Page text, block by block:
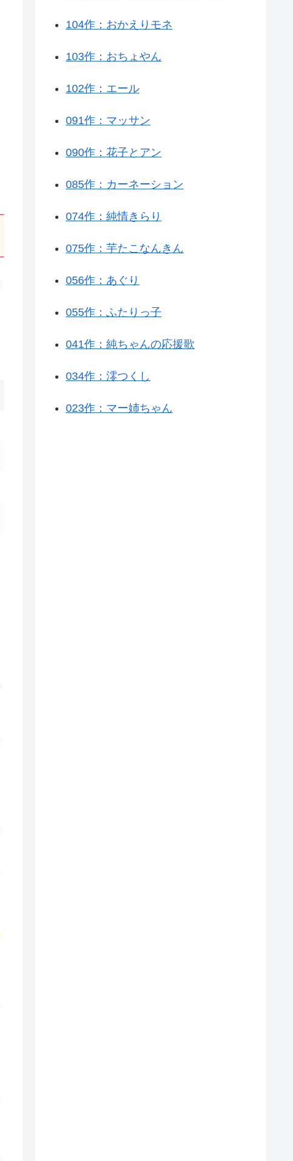
104作：おかえりモネ
103作：おちょやん
102作：エール
091作：マッサン
090作：花子とアン
085作：カーネーション
074作：純情きらり
075作：芋たこなんきん
056作：あぐり
055作：ふたりっ子
041作：純ちゃんの応援歌
034作：澪つくし
023作：マー姉ちゃん